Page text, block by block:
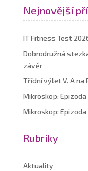
Nejnovější
IT Fitness Test
Dobrodružná
závěr
Třídní výlet V. A na
Mikroskop:
Mikroskop:
Rubriky
Aktuality